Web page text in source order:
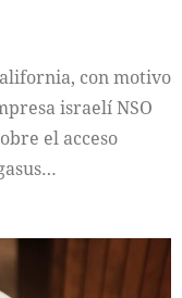
con motivo
israelí NSO
el acceso